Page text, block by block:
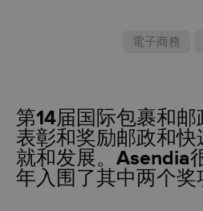
電子商務
第14届国际包裹和
表彰和奖励邮政和
就和发展。Asendia
年入围了其中两个奖